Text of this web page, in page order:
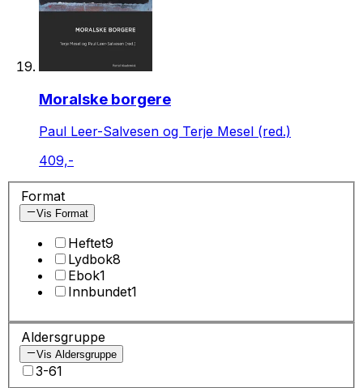
Moralske borgere
Paul Leer-Salvesen og Terje Mesel (red.)
409,-
Format
Vis Format
Heftet9
Lydbok8
Ebok1
Innbundet1
Aldersgruppe
Vis Aldersgruppe
3-61